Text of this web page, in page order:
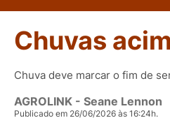
Conversor Colunistas
Chuvas
Chuva deve marcar o fim de
AGROLINK - Seane Lennon
Publicado em 26/06/2026 às 16:24h.